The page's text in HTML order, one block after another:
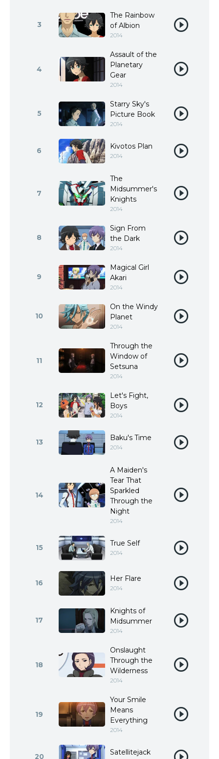
3
The Rainbow
of Albion
2014
4
Assault of the
Planetary
Gear
2014
5
Starry Sky's
Picture Book
2014
6 Kivotos Plan
2014
7
The
Midsummer's
Knights
2014
8
Sign From
the Dark
2014
9
Magical Girl
Akari
2014
10
On the Windy
Planet
2014
11
Through the
Window of
Setsuna
2014
12
Let's Fight,
Boys
2014
13 Baku's Time
2014
14
A Maiden's
Tear That
Sparkled
Through the
Night
2014
15 True Self
2014
16 Her Flare
2014
17
Knights of
Midsummer
2014
18
Onslaught
Through the
Wilderness
2014
19
Your Smile
Means
Everything
2014
20 Satellitejack